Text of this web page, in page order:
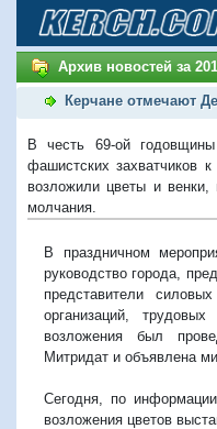
Архив новостей за
Керчане отмечают
В честь 69-ой
фашистских захватчиков
возложили цветы и
молчания.
В праздничном
руководство города,
представители
организаций,
возложения был
Митридат и объявлена
Сегодня, по
возложения цветов